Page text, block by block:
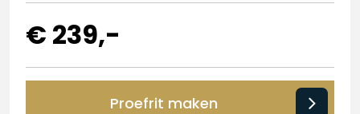
€ 239,-
Proefrit maken